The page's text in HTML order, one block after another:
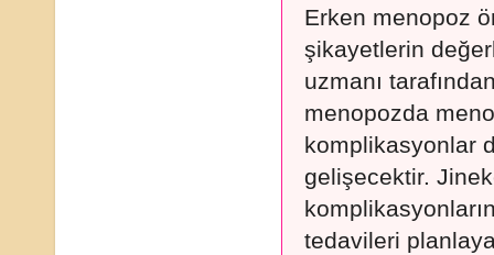
Erken menopoz
şikayetlerin
uzmanı
menopozda
komplikasyonlar
gelişecektir.
tedavileri